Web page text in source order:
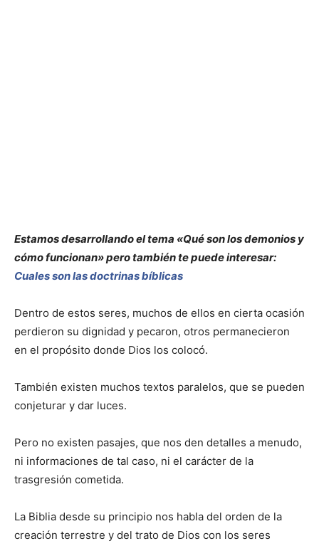
Estamos desarrollando el tema «Qué son los demonios y
cómo funcionan» pero también te puede interesar:
Cuales son las doctrinas bíblicas
Dentro de estos seres, muchos de ellos en cierta ocasión
perdieron su dignidad y pecaron, otros permanecieron
en el propósito donde Dios los colocó.
También existen muchos textos paralelos, que se pueden
conjeturar y dar luces.
Pero no existen pasajes, que nos den detalles a menudo,
ni informaciones de tal caso, ni el carácter de la
trasgresión cometida.
La Biblia desde su principio nos habla del orden de la
creación terrestre y del trato de Dios con los seres